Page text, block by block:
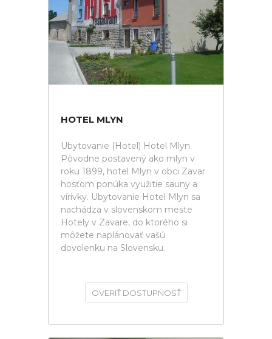
HOTEL MLYN
Ubytovanie (Hotel) Hotel Mlyn.
Pôvodne postavený ako mlyn v
roku 1899, hotel Mlyn v obci Zavar
hosťom ponúka využitie sauny a
vírivky. Ubytovanie Hotel Mlyn sa
nachádza v slovenskom meste
Hotely v Zavare, do ktorého si
môžete naplánovať vašú
dovolenku na Slovensku.
OVERIŤ DOSTUPNOSŤ